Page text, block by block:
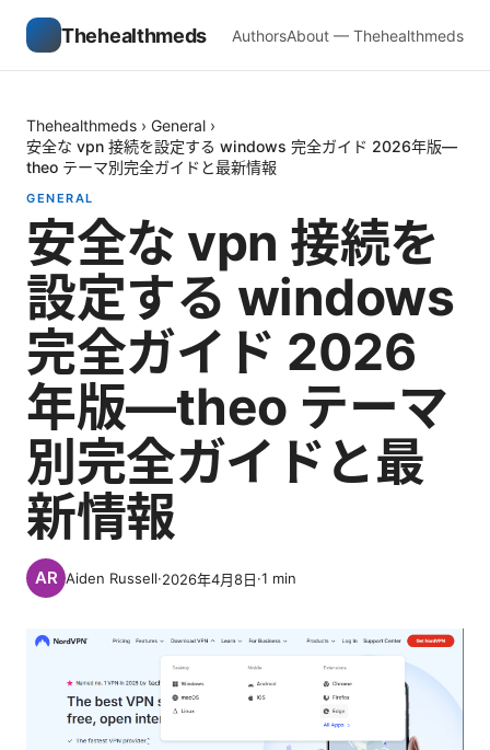
Thehealthmeds AuthorsAbout — Thehealthmeds
Thehealthmeds › General ›
安全な vpn 接続を設定する windows 完全ガイド 2026年版—
theo テーマ別完全ガイドと最新情報
GENERAL
安全な vpn 接続を
設定する windows
完全ガイド 2026
年版—theo テーマ
別完全ガイドと最
新情報
Aiden Russell·2026年4月8日·1 min